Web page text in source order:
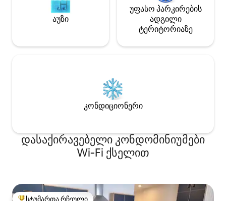
აუზი
უფასო პარკირების
ადგილი
ტერიტორიაზე
კონდიციონერი
დასაქირავებელი კონდომინიუმები
Wi‑Fi ქსელით
სტუმართა რჩეული